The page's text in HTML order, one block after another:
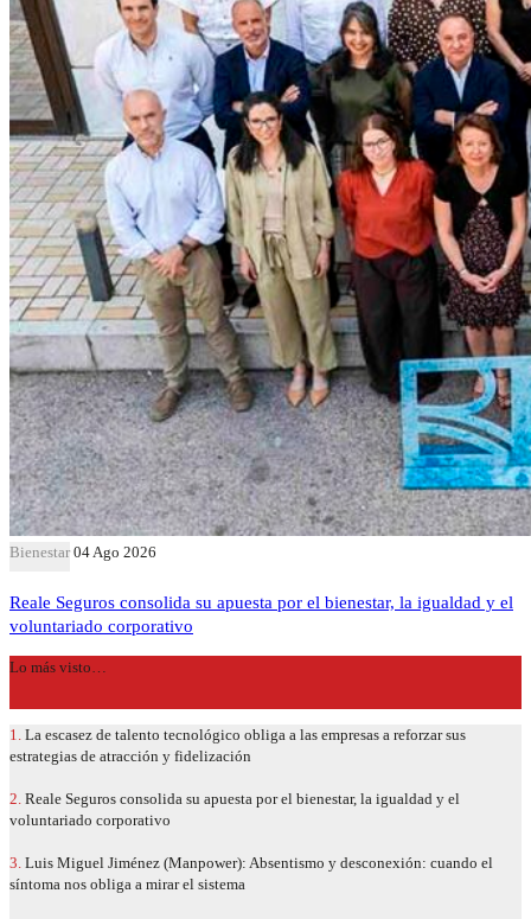
Bienestar 04 Ago 2026
Reale Seguros consolida su apuesta por el bienestar, la igualdad y el
voluntariado corporativo
Lo más visto…
1. La escasez de talento tecnológico obliga a las empresas a reforzar sus
estrategias de atracción y fidelización
2. Reale Seguros consolida su apuesta por el bienestar, la igualdad y el
voluntariado corporativo
3. Luis Miguel Jiménez (Manpower): Absentismo y desconexión: cuando el
síntoma nos obliga a mirar el sistema